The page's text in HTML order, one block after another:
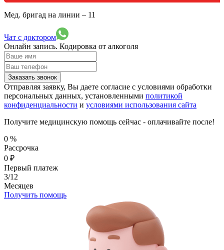
Мед. бригад на линии – 11
Чат с доктором
Онлайн запись. Кодировка от алкоголя
Заказать звонок
Отправляя заявку, Вы даете согласие с условиями обработки
персональных данных, установленными политикой
конфиденциальности и условиями использования сайта
Получите медицинскую помощь сейчас - оплачивайте после!
0 %
Рассрочка
0 ₽
Первый платеж
3/12
Месяцев
Получить помощь